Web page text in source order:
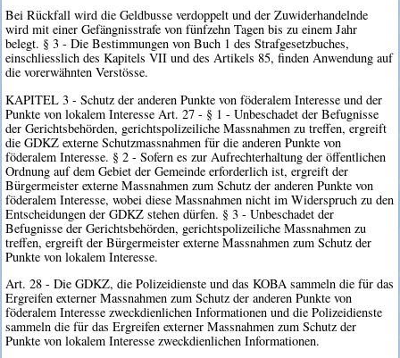
Bei Rückfall wird die Geldbusse verdoppelt und der Zuwiderhandelnde
wird mit einer Gefängnisstrafe von fünfzehn Tagen bis zu einem Jahr
belegt. § 3 - Die Bestimmungen von Buch 1 des Strafgesetzbuches,
einschliesslich des Kapitels VII und des Artikels 85, finden Anwendung auf
die vorerwähnten Verstösse.
KAPITEL 3 - Schutz der anderen Punkte von föderalem Interesse und der
Punkte von lokalem Interesse Art. 27 - § 1 - Unbeschadet der Befugnisse
der Gerichtsbehörden, gerichtspolizeiliche Massnahmen zu treffen, ergreift
die GDKZ externe Schutzmassnahmen für die anderen Punkte von
föderalem Interesse. § 2 - Sofern es zur Aufrechterhaltung der öffentlichen
Ordnung auf dem Gebiet der Gemeinde erforderlich ist, ergreift der
Bürgermeister externe Massnahmen zum Schutz der anderen Punkte von
föderalem Interesse, wobei diese Massnahmen nicht im Widerspruch zu den
Entscheidungen der GDKZ stehen dürfen. § 3 - Unbeschadet der
Befugnisse der Gerichtsbehörden, gerichtspolizeiliche Massnahmen zu
treffen, ergreift der Bürgermeister externe Massnahmen zum Schutz der
Punkte von lokalem Interesse.
Art. 28 - Die GDKZ, die Polizeidienste und das KOBA sammeln die für das
Ergreifen externer Massnahmen zum Schutz der anderen Punkte von
föderalem Interesse zweckdienlichen Informationen und die Polizeidienste
sammeln die für das Ergreifen externer Massnahmen zum Schutz der
Punkte von lokalem Interesse zweckdienlichen Informationen.